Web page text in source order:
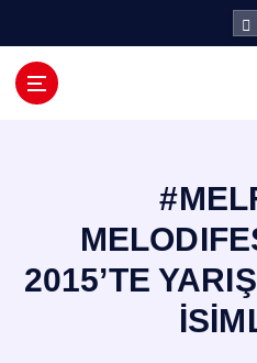
2015’TE